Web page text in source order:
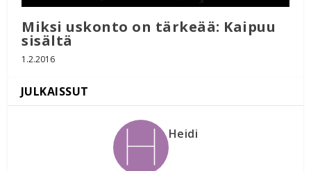
Miksi uskonto on tärkeää: Kaipuu
sisältä
1.2.2016
Heidi